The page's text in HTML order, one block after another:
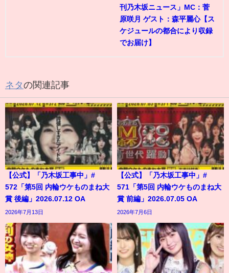
刊乃木坂ニュース」MC：菅
原咲月 ゲスト：森平麗心【ス
ケジュールの都合により収録
でお届け】
ネタの関連記事
【公式】「乃木坂工事中」#
572「第5回 内輪ウケものまね大
賞 後編」2026.07.12 OA
2026年7月13日
【公式】「乃木坂工事中」#
571「第5回 内輪ウケものまね大
賞 前編」2026.07.05 OA
2026年7月6日